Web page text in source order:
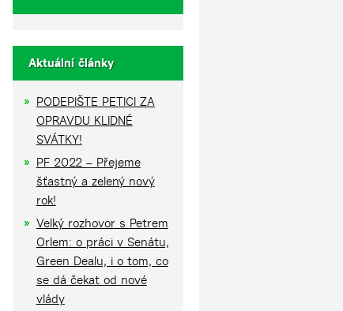
Aktuální články
PODEPIŠTE PETICI ZA
OPRAVDU KLIDNÉ
SVÁTKY!
PF 2022 – Přejeme
šťastný a zelený nový
rok!
Velký rozhovor s Petrem
Orlem: o práci v Senátu,
Green Dealu, i o tom, co
se dá čekat od nové
vlády